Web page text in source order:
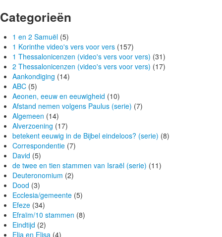
Categorieën
1 en 2 Samuël (5)
1 Korinthe video's vers voor vers (157)
1 Thessalonicenzen (video's vers voor vers) (31)
2 Thessalonicenzen (video's vers voor vers) (17)
Aankondiging (14)
ABC (5)
Aeonen, eeuw en eeuwigheid (10)
Afstand nemen volgens Paulus (serie) (7)
Algemeen (14)
Alverzoening (17)
betekent eeuwig in de Bijbel eindeloos? (serie) (8)
Correspondentie (7)
David (5)
de twee en tien stammen van Israël (serie) (11)
Deuteronomium (2)
Dood (3)
Ecclesia/gemeente (5)
Efeze (34)
Efraïm/10 stammen (8)
Eindtijd (2)
Elia en Elisa (4)